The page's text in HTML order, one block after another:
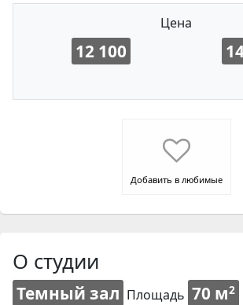
Цена
12 100
Добавить в любимые
О студии
Темный зал Площадь 70 м2